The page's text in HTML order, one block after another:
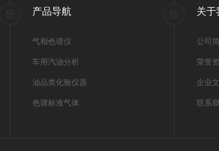
产品导航
气相色谱仪
车用汽油分析
油品类化验仪器
色谱标准气体
关于
公司
荣誉
企业
联系